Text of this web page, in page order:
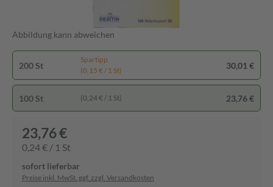
Abbildung kann abweichen
200 St
Spartipp
(0,15 € / 1 St)
30,01 €
100 St (0,24 € / 1 St) 23,76 €
23,76 €
0,24 € / 1 St
sofort lieferbar
Preise inkl. MwSt. ggf. zzgl. Versandkosten